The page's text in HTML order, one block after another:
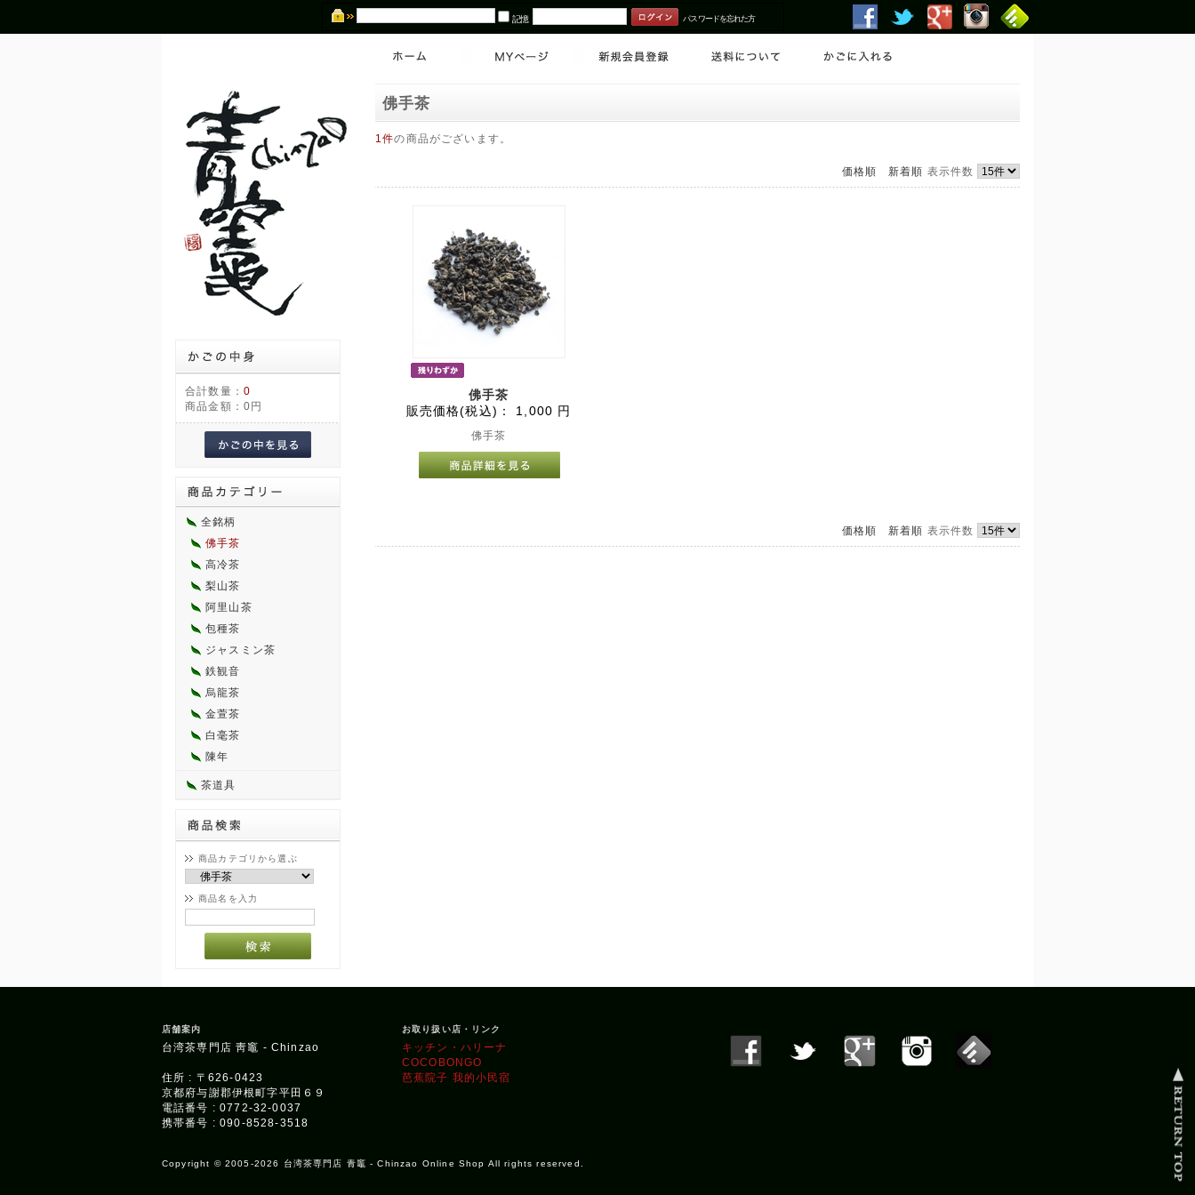
記憶 パスワードを忘れた方
合計数量： 0
商品金額： 0円
全銘柄
佛手茶
高冷茶
梨山茶
阿里山茶
包種茶
ジャスミン茶
鉄観音
烏龍茶
金萱茶
白毫茶
陳年
茶道具
商品カテゴリから選ぶ
商品名を入力
佛手茶
1件の商品がございます。
価格順 新着順 表示件数
佛手茶
販売価格(税込)： 1,000 円
佛手茶
価格順 新着順 表示件数
店舗案内
台湾茶専門店 靑竈 - Chinzao
住所 : 〒626-0423
京都府与謝郡伊根町字平田６９
電話番号 : 0772-32-0037
携帯番号 : 090-8528-3518
お取り扱い店・リンク
キッチン・ハリーナ
COCOBONGO
芭蕉院子 我的小民宿
Copyright © 2005-2026 台湾茶専門店 青竈 - Chinzao Online Shop All rights reserved.